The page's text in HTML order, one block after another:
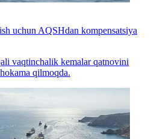
uchun AQSHdan kompensatsiya
vaqtinchalik kemalar qatnovini
qilmoqda.